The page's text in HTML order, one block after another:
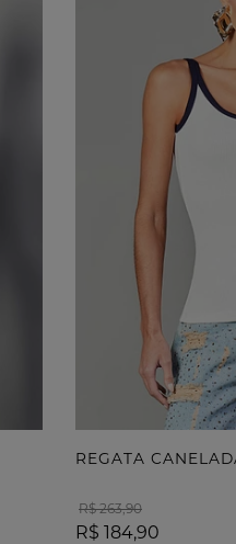
REGATA
R$ 263,90
R$ 184,90